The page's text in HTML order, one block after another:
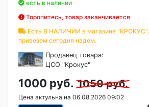
есть в наличии
Торопитесь, товар заканчивается
Есть В НАЛИЧИИ в магазине "КРОКУС".
привезем сегодня надом.
Продавец товара:
ЦСО "Крокус"
1000 руб. 1050 руб.
Цена актульна на 06.08.2026 09:02